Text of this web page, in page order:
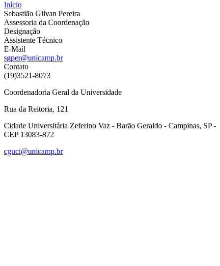
Início
Sebastião Gilvan Pereira
Assessoria da Coordenação
Designação
Assistente Técnico
E-Mail
sgper@unicamp.br
Contato
(19)3521-8073
Coordenadoria Geral da Universidade
Rua da Reitoria, 121
Cidade Universitária Zeferino Vaz - Barão Geraldo - Campinas, SP -
CEP 13083-872
cguci@unicamp.br